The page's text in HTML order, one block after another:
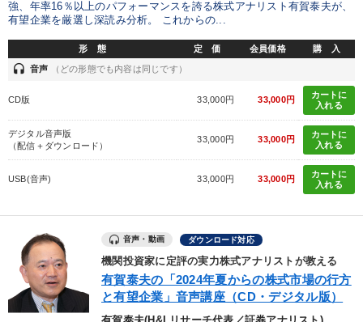
強、年率16％以上のパフォーマンスを誇る株式アナリスト有賀泰夫が、
有望企業を厳選し深読み分析。 これからの...
形 態 定 価 会員価格 購 入
headset 音声 （どの形態でも内容は同じです）
CD版 33,000円 33,000円
カートに
入れる
デジタル音声版
（配信＋ダウンロード）
33,000円 33,000円
カートに
入れる
USB(音声) 33,000円 33,000円
カートに
入れる
音声・動画 ダウンロード対応
機関投資家に定評の実力株式アナリストが教える
有賀泰夫の「2024年夏からの株式市場の行方
と有望企業」音声講座（CD・デジタル版）